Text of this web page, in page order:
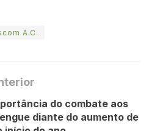
A.C.
do combate aos
diante do aumento de